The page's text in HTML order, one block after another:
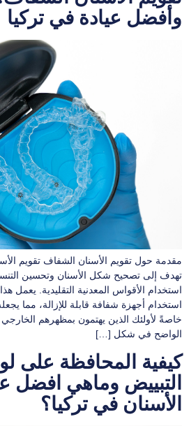
وأفضل عيادة في تركيا
مقدمة حول تقويم الأسنان الشفاف تقويم
تهدف إلى تصحيح شكل الأسنان وتحسين
استخدام الأقواس المعدنية التقليدية. يعمل
استخدام أجهزة شفافة قابلة للإزالة، مما
خاصةً لأولئك الذين يهتمون بمظهرهم
الواضح في شكل […]
كيفية المحافظة على
التبييض وماهي افضل
الأسنان في تركيا؟